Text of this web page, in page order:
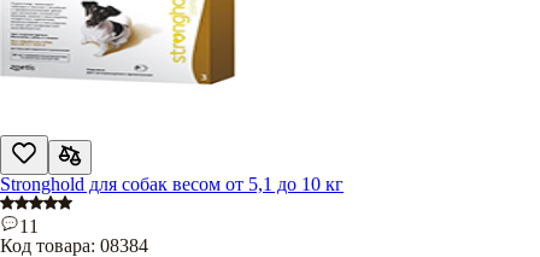
Stronghold для собак весом от 5,1 до 10 кг
11
Код товара: 08384